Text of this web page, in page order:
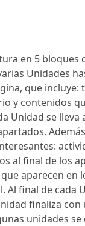
en 5 bloques
Unidades
que
y contenidos
Unidad se
al final de los
aparecen en
Al final de cada
finaliza
unidades